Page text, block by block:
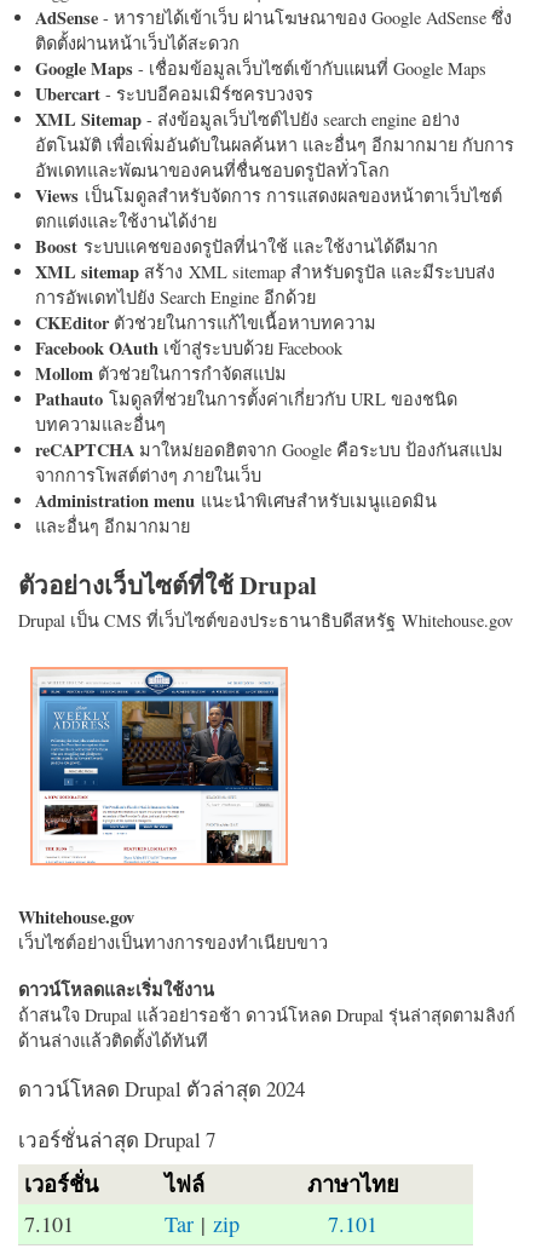
AdSense - หารายได้เข้าเว็บ ผ่านโฆษณาของ Google AdSense ซึ่ง
ติดตั้งผ่านหน้าเว็บได้สะดวก
Google Maps - เชื่อมข้อมูลเว็บไซต์เข้ากับแผนที่ Google Maps
Ubercart - ระบบอีคอมเมิร์ซครบวงจร
XML Sitemap - ส่งข้อมูลเว็บไซต์ไปยัง search engine อย่าง
อัตโนมัติ เพื่อเพิ่มอันดับในผลค้นหา และอื่นๆ อีกมากมาย กับการ
อัพเดทและพัฒนาของคนที่ชื่นชอบดรูปัลทั่วโลก
Views เป็นโมดูลสำหรับจัดการ การแสดงผลของหน้าตาเว็บไซต์
ตกแต่งและใช้งานได้ง่าย
Boost ระบบแคชของดรูปัลที่น่าใช้ และใช้งานได้ดีมาก
XML sitemap สร้าง XML sitemap สำหรับดรูปัล และมีระบบส่ง
การอัพเดทไปยัง Search Engine อีกด้วย
CKEditorตัวช่วยในการแก้ไขเนื้อหาบทความ
Facebook OAuth เข้าสู่ระบบด้วย Facebook
Mollom ตัวช่วยในการกำจัดสแปม
Pathauto โมดูลที่ช่วยในการตั้งค่าเกี่ยวกับ URL ของชนิด
บทความและอื่นๆ
reCAPTCHA มาใหม่ยอดฮิตจาก Google คือระบบ ป้องกันสแปม
จากการโพสต์ต่างๆ ภายในเว็บ
Administration menu แนะนำพิเศษสำหรับเมนูแอดมิน
และอื่นๆ อีกมากมาย
ตัวอย่างเว็บไซต์ที่ใช้ Drupal
Drupal เป็น CMS ที่เว็บไซต์ของประธานาธิบดีสหรัฐ Whitehouse.gov
Whitehouse.gov
เว็บไซต์อย่างเป็นทางการของทำเนียบขาว
ดาวน์โหลดและเริ่มใช้งาน
ถ้าสนใจ Drupal แล้วอย่ารอช้า ดาวน์โหลด Drupal รุ่นล่าสุดตามลิงก์
ด้านล่างแล้วติดตั้งได้ทันที
ดาวน์โหลด Drupal ตัวล่าสุด 2024
เวอร์ชั่นล่าสุด Drupal 7
เวอร์ชั่น ไฟล์ ภาษาไทย
7.101 Tar |zip 7.101